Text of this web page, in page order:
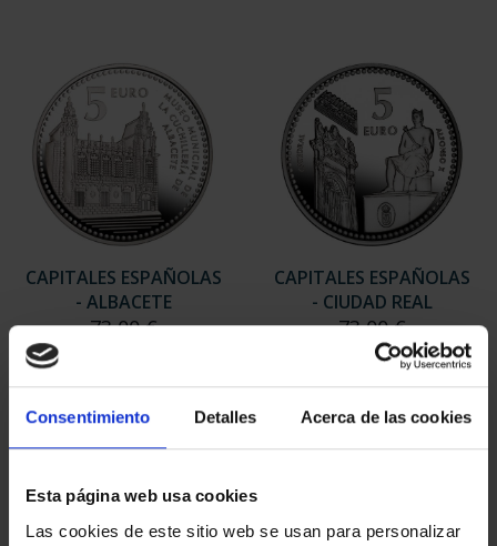
Consentimiento Detalles Acerca de las cookies
Esta página web usa cookies
Las cookies de este sitio web se usan para personalizar
CAPITALES ESPAÑOLAS
- ALBACETE
73,00 €
CAPITALES ESPAÑOLAS
- CIUDAD REAL
73,00 €